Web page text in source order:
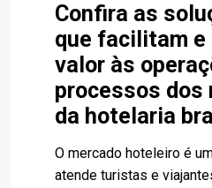
Confira as
que facilitam e
valor às
processos
da hotelaria
O mercado hoteleiro é
atende turistas e